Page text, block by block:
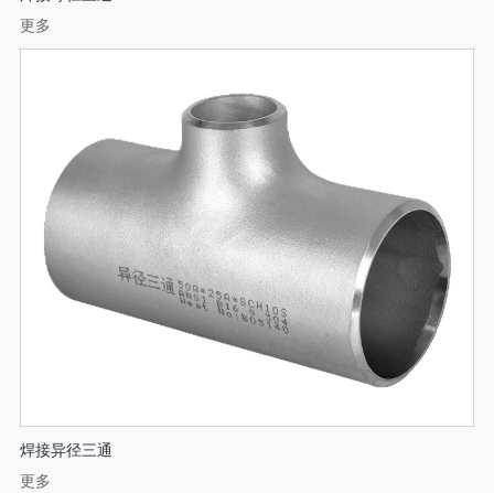
更多
焊接异径三通
更多